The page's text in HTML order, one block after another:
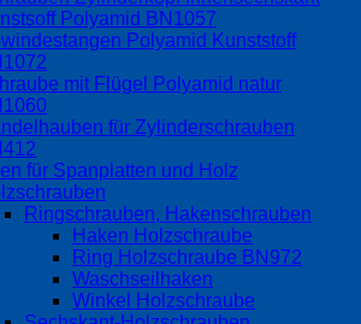
Polyamid BN1057
Polyamid Kunststoff
mit Flügel Polyamid natur
für Zylinderschrauben
für Spanplatten und Holz
Ringschrauben, Hakenschrauben
Haken Holzschraube
Ring Holzschraube BN972
Waschseilhaken
Winkel Holzschraube